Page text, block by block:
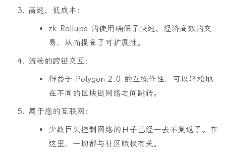
高速、低成本：
zk-Rollups 的使用确保了快速、经济高效的交
易，从而提高了可扩展性。
流畅的跨链交互 ：
得益于 Polygon 2.0 的互操作性，可以轻松地
在不同的区块链网络之间跳转。
属于您的互联网 ：
少数巨头控制网络的日子已经一去不复返了。在
这里，一切都与社区赋权有关。